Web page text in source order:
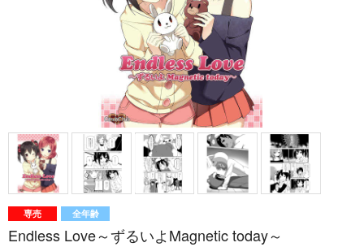
専売 全年齢
Endless Love～ずるいよMagnetic today～